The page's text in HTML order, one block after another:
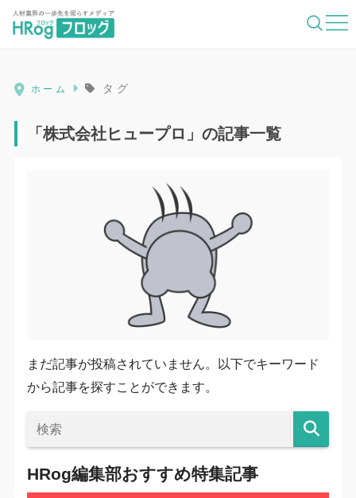
HRog | 人材業界の一歩先を照らすメディ
ホーム タグ
「株式会社ヒュープロ」の記事一覧
まだ記事が投稿されていません。以下でキーワード
から記事を探すことができます。
HRog編集部おすすめ特集記事